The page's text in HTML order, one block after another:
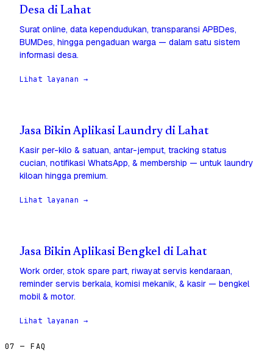
Desa di Lahat
Surat online, data kependudukan, transparansi APBDes,
BUMDes, hingga pengaduan warga — dalam satu sistem
informasi desa.
Lihat layanan →
Jasa Bikin Aplikasi Laundry di Lahat
Kasir per-kilo & satuan, antar-jemput, tracking status
cucian, notifikasi WhatsApp, & membership — untuk laundry
kiloan hingga premium.
Lihat layanan →
Jasa Bikin Aplikasi Bengkel di Lahat
Work order, stok spare part, riwayat servis kendaraan,
reminder servis berkala, komisi mekanik, & kasir — bengkel
mobil & motor.
Lihat layanan →
07 — FAQ